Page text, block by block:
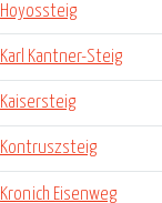
Hoyossteig
Karl Kantner-Steig
Kaisersteig
Kontruszsteig
Kronich Eisenweg